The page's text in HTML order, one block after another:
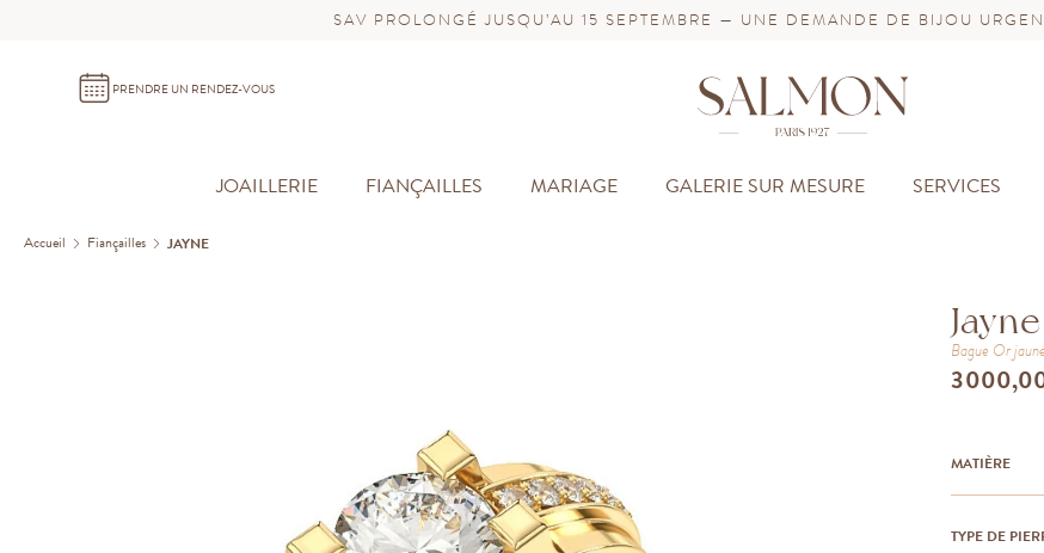
SAV PROLONGÉ JUSQU’AU 15 SEPTEMBRE — UNE DEMANDE DE BIJOU
PRENDRE UN RENDEZ-VOUS
JOAILLERIE FIANÇAILLES MARIAGE GALERIE SUR MESURE SERVICES
Accueil Fiançailles JAYNE
Jayne
Bague Or
3
MATIÈRE
TYPE DE